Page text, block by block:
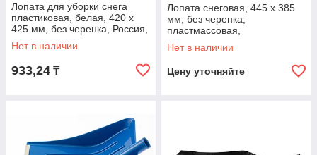
Лопата для уборки снега
пластиковая, белая, 420 х
425 мм, без черенка, Россия,
Сибртех
Нет в наличии
933,24 ₸
Лопата снеговая, 445 х 385
мм, без черенка,
пластмассовая,
алюминиевая окантовка,
Россия
Нет в наличии
Цену уточняйте